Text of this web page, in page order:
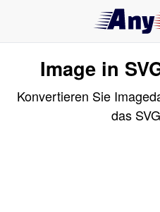
Image in
Konvertieren Sie
das